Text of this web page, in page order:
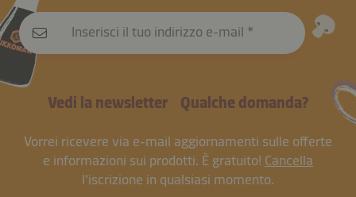
Inserisci il tuo indirizzo e-mail
Vedi la newsletter Qualche domanda?
Vorrei ricevere via e-mail aggiornamenti sulle offerte
e informazioni sui prodotti. È gratuito! Cancella
l'iscrizione in qualsiasi momento.